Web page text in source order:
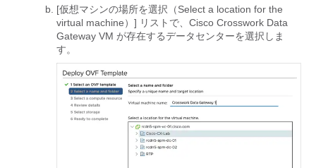
[仮想マシンの場所を選択（Select a location for the
virtual machine）] リストで、Cisco Crosswork Data
Gateway VM が存在するデータセンターを選択しま
す。